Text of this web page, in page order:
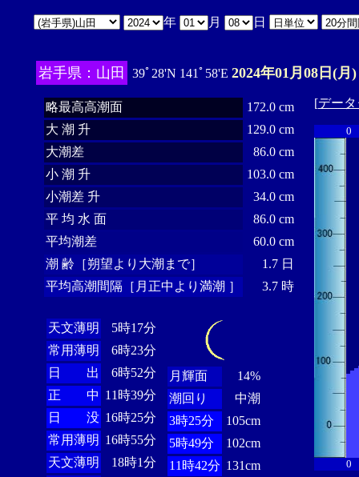
年 月 日
岩手県：山田 39ﾟ28'N 141ﾟ58'E 2024年01月08日(月)
略最高高潮面
172.0 cm
大 潮 升
129.0 cm
大潮差
86.0 cm
小 潮 升
103.0 cm
小潮差 升
34.0 cm
平 均 水 面
86.0 cm
平均潮差
60.0 cm
潮 齢［朔望より大潮まで］
1.7 日
平均高潮間隔［月正中より満潮 ］
3.7 時
天文薄明
5時17分
常用薄明
6時23分
日 出
6時52分
正 中 11時39分
日 没 16時25分
常用薄明 16時55分
天文薄明
18時1分
月輝面
14%
潮回り
中潮
3時25分
105cm
5時49分
102cm
11時42分 131cm
[デー
0
0